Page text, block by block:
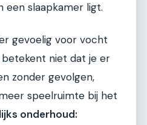
een slaapkamer ligt.
gevoelig voor vocht
betekent niet dat je er
zonder gevolgen,
speelruimte bij het
onderhoud: